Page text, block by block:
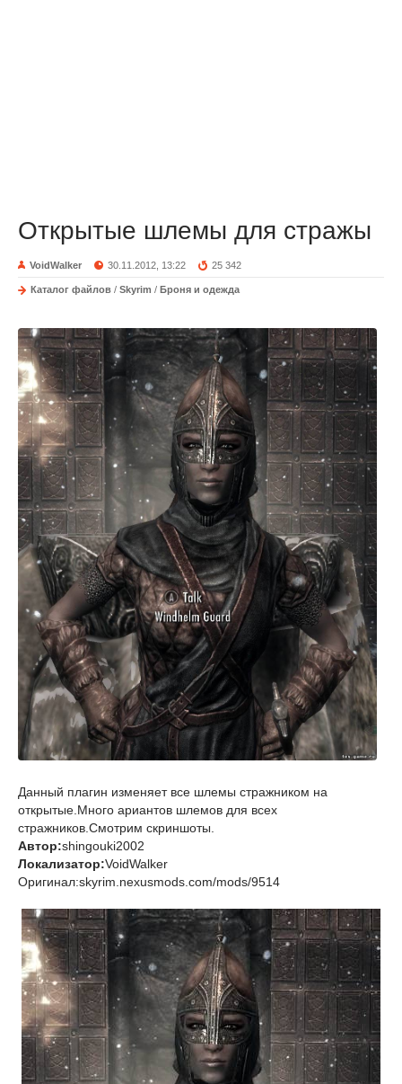
Открытые шлемы для стражы
VoidWalker 30.11.2012, 13:22 25 342
Каталог файлов / Skyrim / Броня и одежда
Данный плагин изменяет все шлемы стражником на
открытые.Много ариантов шлемов для всех
стражников.Смотрим скриншоты.
Автор:shingouki2002
Локализатор:VoidWalker
Оригинал:skyrim.nexusmods.com/mods/9514